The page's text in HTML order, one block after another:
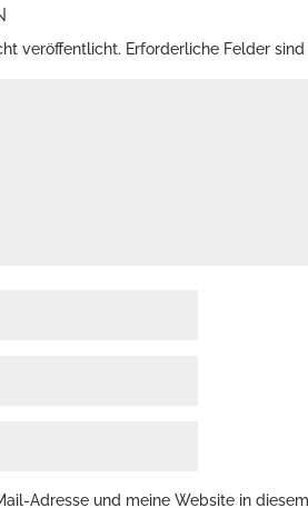
veröffentlicht. Erforderliche Felder
Adresse und meine Website in